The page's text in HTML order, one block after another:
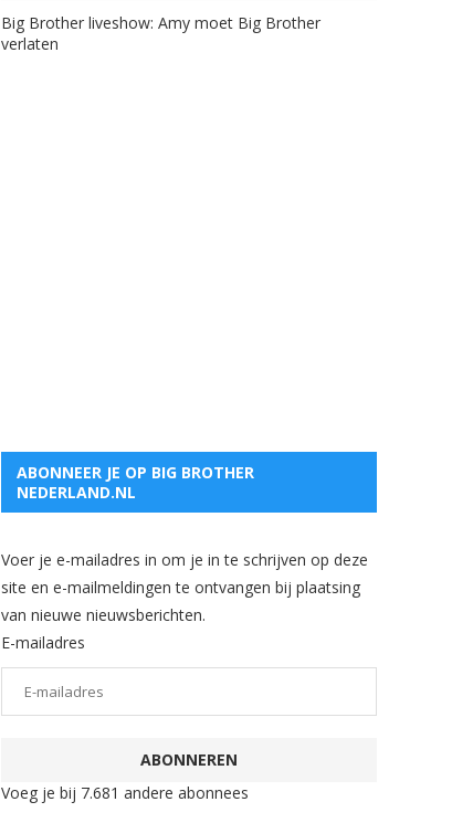
Big Brother liveshow: Amy moet Big Brother
verlaten
ABONNEER JE OP BIG BROTHER
NEDERLAND.NL
Voer je e-mailadres in om je in te schrijven op deze
site en e-mailmeldingen te ontvangen bij plaatsing
van nieuwe nieuwsberichten.
E-mailadres
ABONNEREN
Voeg je bij 7.681 andere abonnees